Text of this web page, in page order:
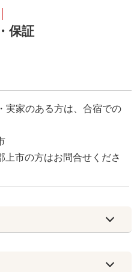
保証
実家のある方は、合宿での
市の方はお問合せくださ